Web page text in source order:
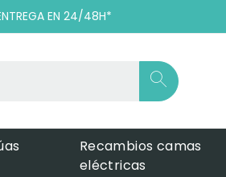
EN 24/48H*
Recambios camas
eléctricas